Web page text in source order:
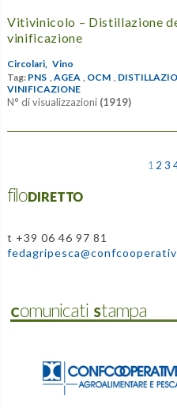
Vitivinicolo – Distillazione
vinificazione
Circolari, Vino
Tag: PNS AGEA OCM
VINIFICAZIONE
N° di visualizzazioni (1919)
1 2 3
filoDIRETTO
t +39 06 46 97 81
Comunicati Stampa